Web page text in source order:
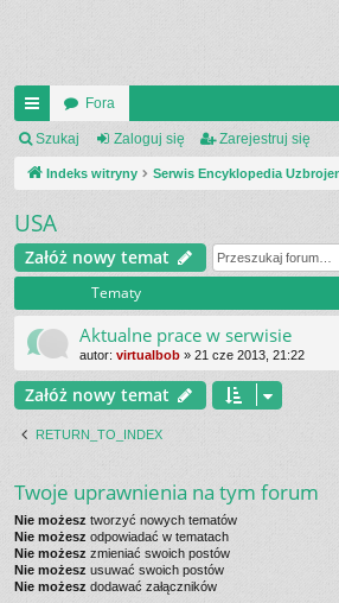
UI
C
_L
IN
K
S
Fora
Szukaj Zaloguj się Zarejestruj się
Indeks witryny Serwis Encyklopedia
USA
Załóż nowy temat
Tematy
Aktualne prace w serwisie
autor: virtualbob » 21 cze 2013, 21:22
Załóż nowy temat
RETURN_TO_INDEX
Twoje uprawnienia na tym forum
Nie możesz tworzyć nowych tematów
Nie możesz odpowiadać w tematach
Nie możesz zmieniać swoich postów
Nie możesz usuwać swoich postów
Nie możesz dodawać załączników